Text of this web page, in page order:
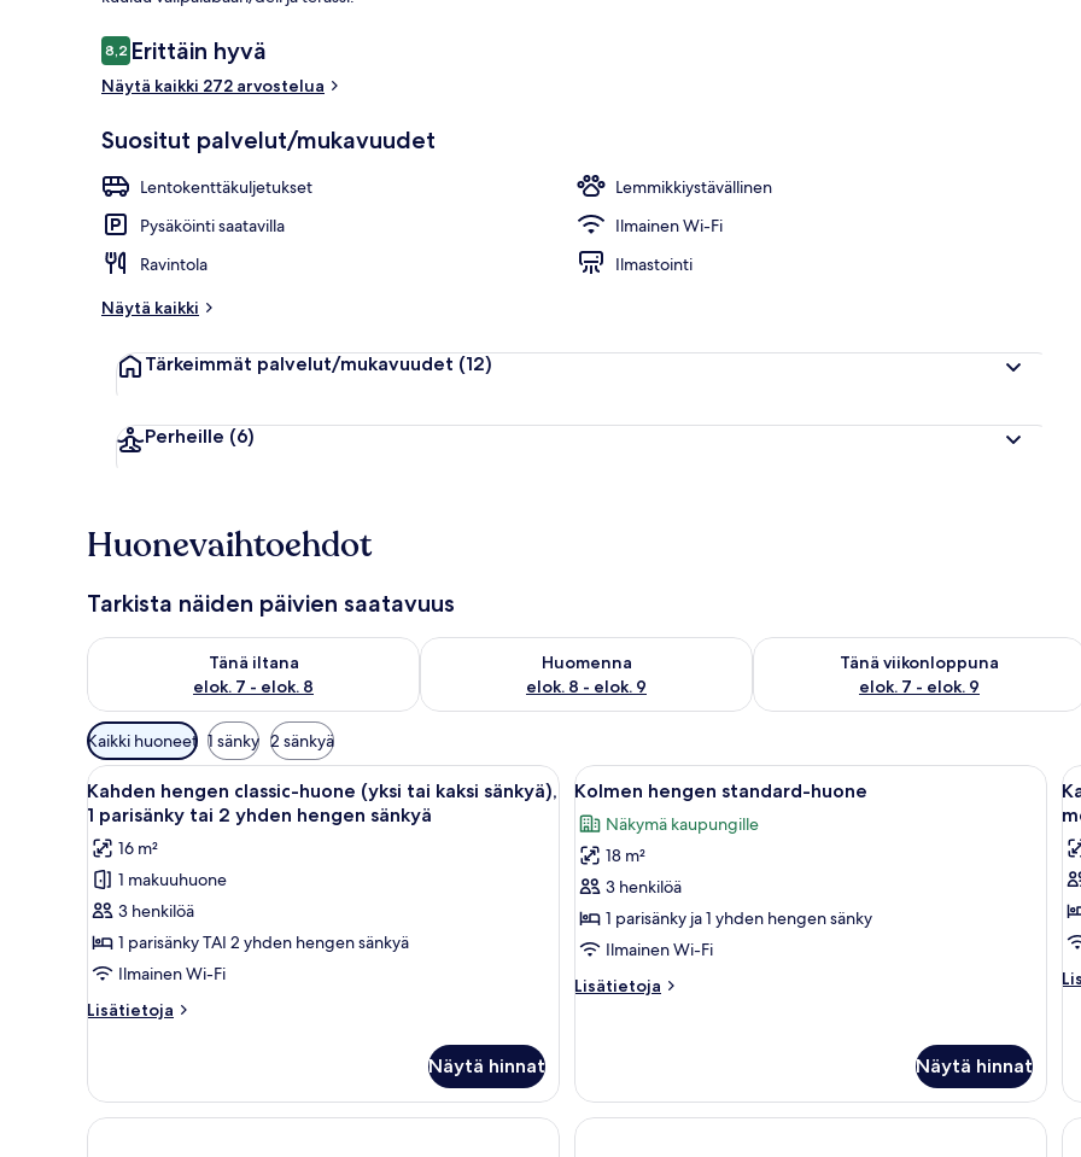
Arvostelut
8,28,2 kautta 10.
Erittäin hyvä
Näytä kaikki 272 arvostelua
Suositut palvelut/mukavuudet
Lentokenttäkuljetukset
Lemmikkiystävällinen
Pysäköinti saatavilla
Ilmainen Wi-Fi
Ravintola
Ilmastointi
Näytä kaikki
Tärkeimmät palvelut/mukavuudet (12)
Perheille (6)
Huonevaihtoehdot
Tarkista näiden päivien saatavuus
Tänä iltana
elok. 7 - elok. 8
Tarkista tämän illan saatavuus elok. 7 - elok. 8
Huomenna
elok. 8 - elok. 9
Tarkista huomisen saatavuus elok. 8 - elok. 9
Tänä viikonloppuna
elok. 7 - elok. 9
Tarkista tämän viikonlopun saatavuus
Huoneille
saatavilla
olevia
suodattimia
Kaikki huoneet 1 sänky 2 sänkyä
Avaa
kaikki
huonetyypin
Kahden
hengen
classic-
huone
(yksi
tai
kaksi
1
parisänky
tai
Minibaari, tallelokero huoneessa, vauvansängyt, ilmainen Wi-Fi
5
Kahden hengen classic-huone (yksi tai kaksi sänkyä),
1 parisänky tai 2 yhden hengen sänkyä
16 m²
1 makuuhuone
3 henkilöä
1 parisänky TAI 2 yhden hengen sänkyä
Ilmainen Wi-Fi
Lisätietoja
Lisätietoja
classic-
huone
(yksi
Näytä hinnat
Avaa
kaikki
huonetyypin
Kolmen
hengen
standard-
huone
Huoneessa on kaksi sänkyä,
5
Kolmen hengen standard-huone
Näkymä kaupungille
18 m²
3 henkilöä
1 parisänky ja 1 yhden hengen sänky
Ilmainen Wi-Fi
Lisätietoja
Lisätietoja
huone
Näytä hinnat